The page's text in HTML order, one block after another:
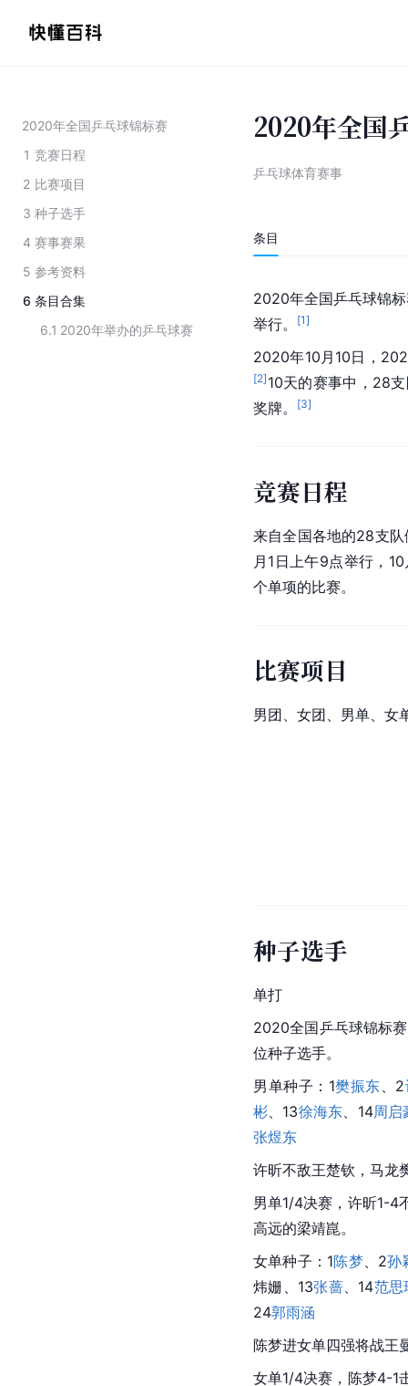
2020年全国乒乓球锦标赛
1 竞赛日程
2 比赛项目
3 种子选手
4 赛事赛果
5 参考资料
6 条目合集
6.1 2020年举办的乒乓球赛
2020年全国
乒乓球体育赛事
条目
2020年全国乒乓球锦
举行。
[1]
2020年10月10日，
[2] 10天的赛事中，28
奖牌。
[3]
竞赛日程
来自全国各地的28支
月1日上午9点举行，
个单项的比赛。
比赛项目
男团、女团、男单、女
种子选手
单打
2020全国乒乓球锦标赛
位种子选手。
男单种子：1樊振东、2
彬、13徐海东、14周启
张煜东
许昕不敌王楚钦，马龙
男单1/4决赛，许昕1-4
高远的梁靖崑。
女单种子：1陈梦、2孙
炜姗、13张蔷、14范思
24郭雨涵
陈梦进女单四强将战王
女单1/4决赛，陈梦4-1